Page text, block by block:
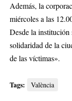
Además, la
miércoles a las
Desde la institución
solidaridad de la
de las víctimas».
Tags: València